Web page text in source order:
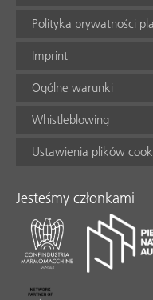
Polityka prywatności
Imprint
Ogólne warunki
Whistleblowing
Ustawienia plików
Jesteśmy członkami